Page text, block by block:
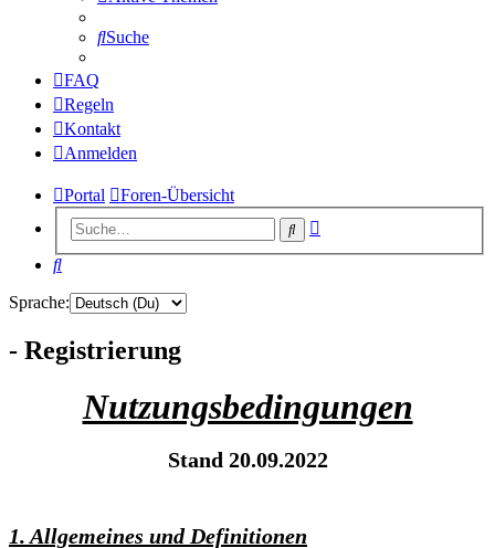
Suche
FAQ
Regeln
Kontakt
Anmelden
Portal Foren-Übersicht
Suche
Suche
Sprache:
- Registrierung
Nutzungsbedingungen
Stand 20.09.2022
1. Allgemeines und Definitionen